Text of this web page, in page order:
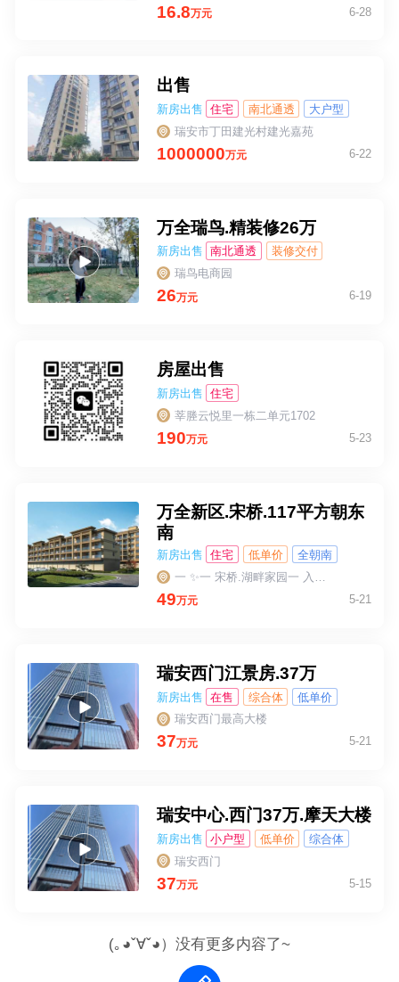
16.8万元 6-28
出售
新房出售 住宅 南北通透
大户型
大阳台
瑞安市丁田建光村建光嘉苑
1000000万元 6-22
万全瑞鸟.精装修26万
新房出售 南北通透
装修交付
小户型
瑞鸟电商园
26万元 6-19
房屋出售
新房出售
住宅
莘塍云悦里一栋二单元1702
190万元 5-23
万全新区.宋桥.117平方朝东
南
新房出售 住宅 低单价
全朝南
今年交房
49万元 5-21
瑞安西门江景房.37万
新房出售 在售 综合体
低单价
小户型
瑞安西门最高大楼
37万元 5-21
瑞安中心.西门37万.摩天大楼
新房出售 小户型 低单价
综合体
瑞安西门
37万元 5-15
(｡◕ˇ∀ˇ◕）没有更多内容了~